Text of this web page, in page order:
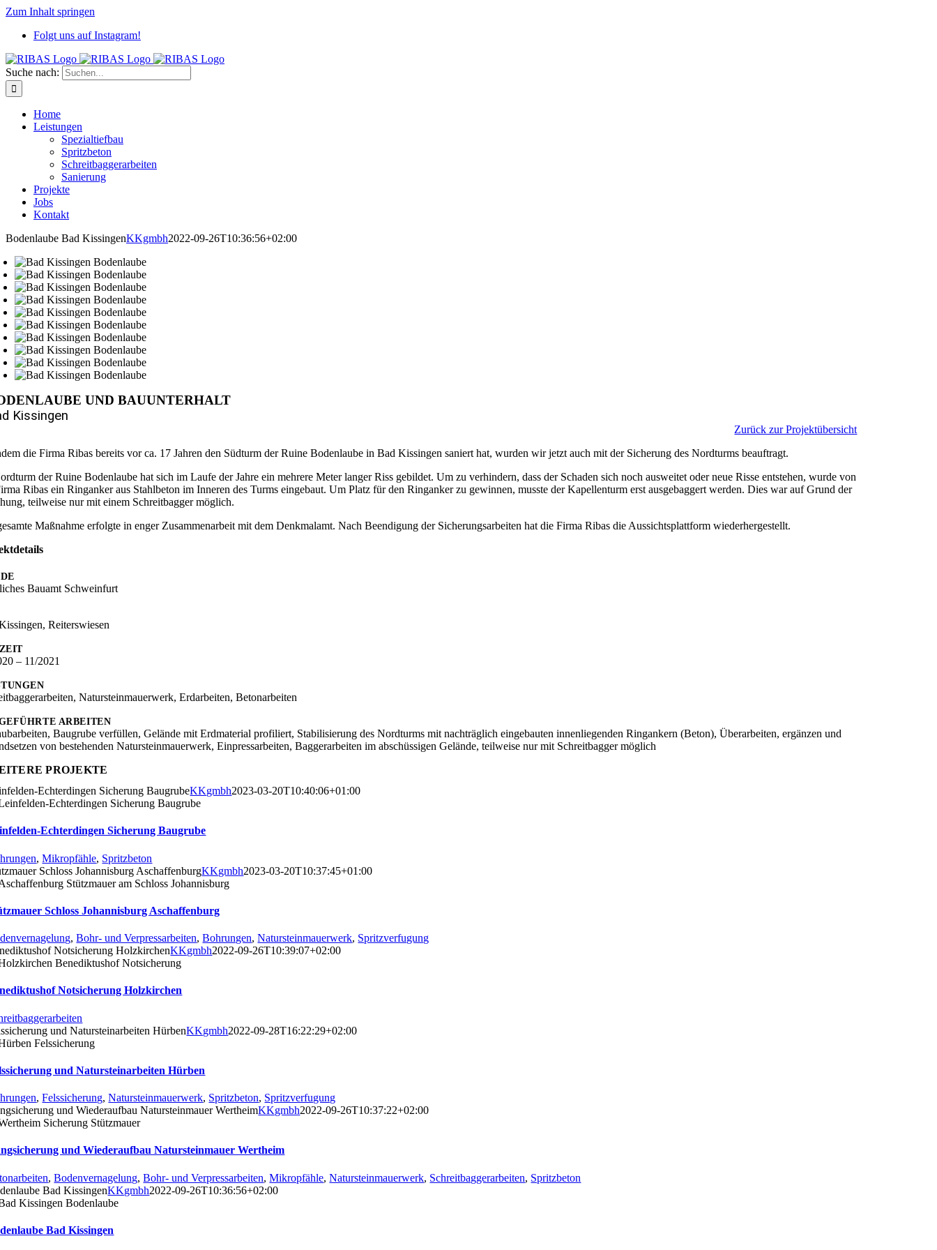
Zum Inhalt springen
Folgt uns auf Instagram!
Suche nach:
Home
Leistungen
Spezialtiefbau
Spritzbeton
Schreitbaggerarbeiten
Sanierung
Projekte
Jobs
Kontakt
Bodenlaube Bad KissingenKKgmbh2022-09-26T10:36:56+02:00
UND BAUUNTERHALT
Kissingen
Zurück zur Projektübersicht
die Firma Ribas bereits vor ca. 17 Jahren den Südturm der Ruine Bodenlaube in Bad Kissingen saniert hat, wurden wir jetzt auch mit der Sicherung des Nordturms beauftragt.
der Ruine Bodenlaube hat sich im Laufe der Jahre ein mehrere Meter langer Riss gebildet. Um zu verhindern, dass der Schaden sich noch ausweitet oder neue Risse entstehen, wurde von
Ribas ein Ringanker aus Stahlbeton im Inneren des Turms eingebaut. Um Platz für den Ringanker zu gewinnen, musste der Kapellenturm erst ausgebaggert werden. Dies war auf Grund der
teilweise nur mit einem Schreitbagger möglich.
Maßnahme erfolgte in enger Zusammenarbeit mit dem Denkmalamt. Nach Beendigung der Sicherungsarbeiten hat die Firma Ribas die Aussichtsplattform wiederhergestellt.
Bauamt Schweinfurt
Reiterswiesen
– 11/2021
Natursteinmauerwerk, Erdarbeiten, Betonarbeiten
ARBEITEN
Baugrube verfüllen, Gelände mit Erdmaterial profiliert, Stabilisierung des Nordturms mit nachträglich eingebauten innenliegenden Ringankern (Beton), Überarbeiten, ergänzen und
von bestehenden Natursteinmauerwerk, Einpressarbeiten, Baggerarbeiten im abschüssigen Gelände, teilweise nur mit Schreitbagger möglich
PROJEKTE
Echterdingen Sicherung BaugrubeKKgmbh2023-03-20T10:40:06+01:00
Echterdingen Sicherung Baugrube
,Mikropfähle, Spritzbeton
Schloss Johannisburg AschaffenburgKKgmbh2023-03-20T10:37:45+01:00
Schloss Johannisburg Aschaffenburg
,Bohr- und Verpressarbeiten,Bohrungen,Natursteinmauerwerk, Spritzverfugung
Notsicherung HolzkirchenKKgmbh2022-09-26T10:39:07+02:00
Notsicherung Holzkirchen
und Natursteinarbeiten HürbenKKgmbh2022-09-28T16:22:29+02:00
und Natursteinarbeiten Hürben
,Felssicherung,Natursteinmauerwerk, Spritzbeton, Spritzverfugung
und Wiederaufbau Natursteinmauer WertheimKKgmbh2022-09-26T10:37:22+02:00
und Wiederaufbau Natursteinmauer Wertheim
,Bodenvernagelung,Bohr- und Verpressarbeiten,Mikropfähle,Natursteinmauerwerk, Schreitbaggerarbeiten, Spritzbeton
Bad KissingenKKgmbh2022-09-26T10:36:56+02:00
Bad Kissingen